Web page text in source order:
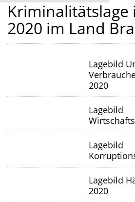
Kriminalitätslage
2020 im Land
Lagebild
2020
Lagebild
Lagebild
Lagebild
2020